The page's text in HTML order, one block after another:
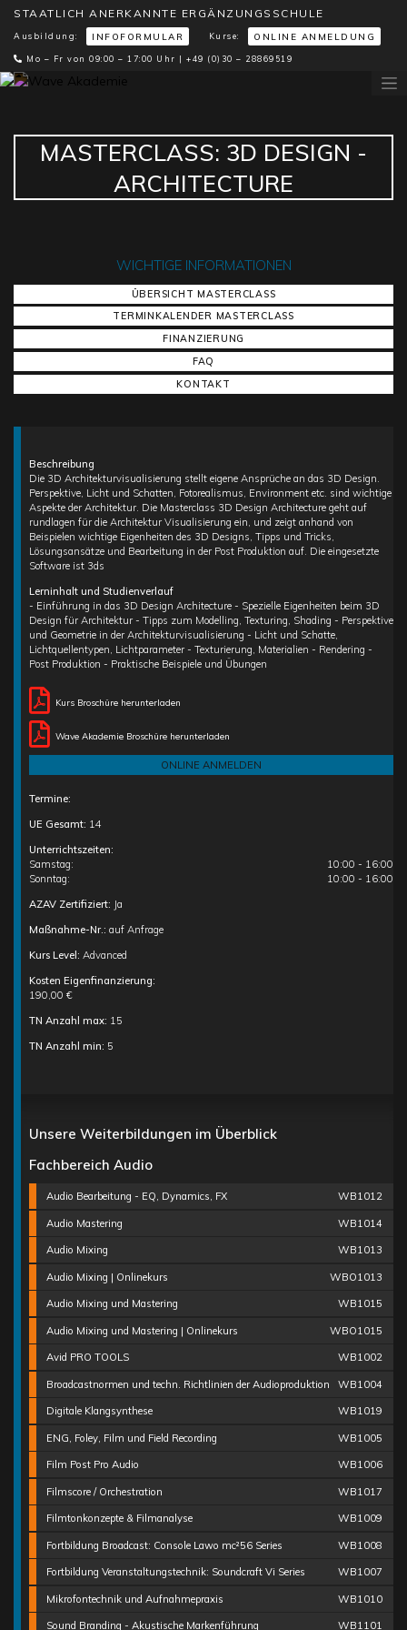
STAATLICH ANERKANNTE ERGÄNZUNGSSCHULE
Ausbildung: INFOFORMULAR Kurse: ONLINE ANMELDUNG
Mo – Fr von 09:00 – 17:00 Uhr | +49 (0)30 – 28869519
MASTERCLASS: 3D DESIGN -
ARCHITECTURE
WICHTIGE INFORMATIONEN
ÜBERSICHT MASTERCLASS
TERMINKALENDER MASTERCLASS
FINANZIERUNG
FAQ
KONTAKT
Beschreibung
Die 3D Architekturvisualisierung stellt eigene Ansprüche an das 3D Design.
Perspektive, Licht und Schatten, Fotorealismus, Environment etc. sind wichtige
Aspekte der Architektur. Die Masterclass 3D Design Architecture geht auf
rundlagen für die Architektur Visualisierung ein, und zeigt anhand von
Beispielen wichtige Eigenheiten des 3D Designs, Tipps und Tricks,
Lösungsansätze und Bearbeitung in der Post Produktion auf. Die eingesetzte
Software ist 3ds
Lerninhalt und Studienverlauf
- Einführung in das 3D Design Architecture - Spezielle Eigenheiten beim 3D
Design für Architektur - Tipps zum Modelling, Texturing, Shading - Perspektive
und Geometrie in der Architekturvisualisierung - Licht und Schatte,
Lichtquellentypen, Lichtparameter - Texturierung, Materialien - Rendering -
Post Produktion - Praktische Beispiele und Übungen
Kurs Broschüre herunterladen
Wave Akademie Broschüre herunterladen
ONLINE ANMELDEN
Termine:
UE Gesamt: 14
Unterrichtszeiten:
Samstag:
10:00 - 16:00
Sonntag:
10:00 - 16:00
AZAV Zertifiziert: Ja
Maßnahme-Nr.: auf Anfrage
Kurs Level: Advanced
Kosten Eigenfinanzierung:
190,00 €
TN Anzahl max: 15
TN Anzahl min: 5
Unsere Weiterbildungen im Überblick
Fachbereich Audio
Audio Bearbeitung - EQ, Dynamics, FX WB1012
Audio Mastering WB1014
Audio Mixing WB1013
Audio Mixing | Onlinekurs WBO1013
Audio Mixing und Mastering WB1015
Audio Mixing und Mastering | Onlinekurs WBO1015
Avid PRO TOOLS WB1002
Broadcastnormen und techn. Richtlinien der Audioproduktion WB1004
Digitale Klangsynthese WB1019
ENG, Foley, Film und Field Recording WB1005
Film Post Pro Audio WB1006
Filmscore / Orchestration WB1017
Filmtonkonzepte & Filmanalyse WB1009
Fortbildung Broadcast: Console Lawo mc²56 Series WB1008
Fortbildung Veranstaltungstechnik: Soundcraft Vi Series WB1007
Mikrofontechnik und Aufnahmepraxis WB1010
Sound Branding - Akustische Markenführung WB1101